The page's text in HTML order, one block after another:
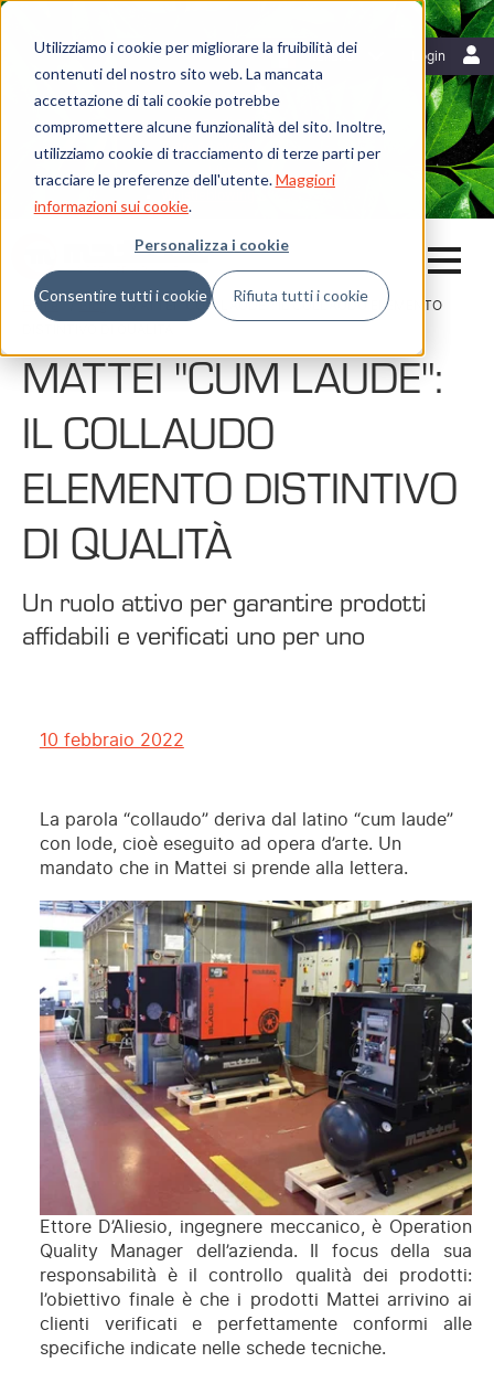
Utilizziamo i cookie per migliorare la fruibilità dei
contenuti del nostro sito web. La mancata
accettazione di tali cookie potrebbe
compromettere alcune funzionalità del sito. Inoltre,
utilizziamo cookie di tracciamento di terze parti per
tracciare le preferenze dell'utente.Maggiori
informazioni sui cookie.
Personalizza i cookie
Consentire tutti i cookie Rifiuta tutti i cookie
Login
Italiano
Risorse
Blog
Mattei News
Dicono di noi
Fiere ed eventi
Home Blog
MATTEI "CUM LAUDE": IL COLLAUDO ELEMENTO
MATTEI "CUM LAUDE":
IL COLLAUDO
ELEMENTO DISTINTIVO
DI QUALITÀ
Un ruolo attivo per garantire prodotti
affidabili e verificati uno per uno
10 febbraio 2022
La parola “collaudo” deriva dal latino “cum laude”
con lode, cioè eseguito ad opera d’arte. Un
mandato che in Mattei si prende alla lettera.
Ettore D’Aliesio, ingegnere meccanico, è Operation
Quality Manager dell’azienda. Il focus della sua
responsabilità è il controllo qualità dei prodotti:
l’obiettivo finale è che i prodotti Mattei arrivino ai
clienti verificati e perfettamente conformi alle
specifiche indicate nelle schede tecniche.